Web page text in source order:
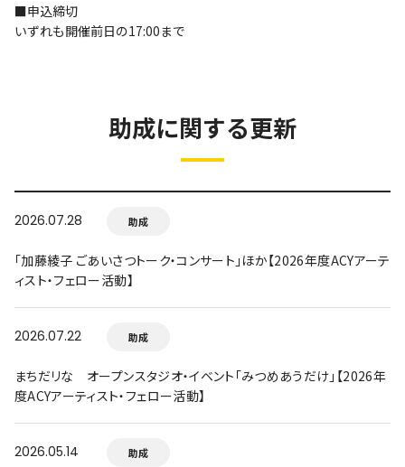
■申込締切
いずれも開催前日の17:00まで
助成に関する更新
2026.07.28 助成
「加藤綾子 ごあいさつトーク・コンサート」ほか【2026年度ACYアーテ
ィスト・フェロー活動】
2026.07.22 助成
まちだリな オープンスタジオ・イベント「みつめあうだけ」【2026年
度ACYアーティスト・フェロー活動】
2026.05.14 助成